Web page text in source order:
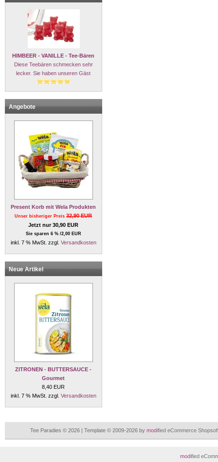
HIMBEER - VANILLE - Tee-Bären
Diese Teebären schmecken sehr
lecker. Sie haben unseren Gäst
Angebote
Present Korb mit Wela Produkten
Unser bisheriger Preis32,90 EUR
Jetzt nur 30,90 EUR
Sie sparen 6 % /2,00 EUR
inkl. 7 % MwSt. zzgl. Versandkosten
Neue Artikel
ZITRONEN - BUTTERSAUCE -
Gourmet
8,40 EUR
inkl. 7 % MwSt. zzgl. Versandkosten
Tee Paradies © 2026 | Template © 2009-2026 by modified eCommerce
modified